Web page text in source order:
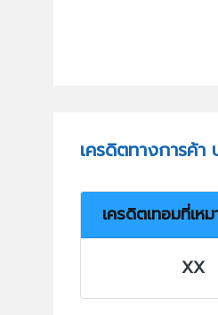
เครดิตทางการค้
เครดิตเทอมที่เห
XX